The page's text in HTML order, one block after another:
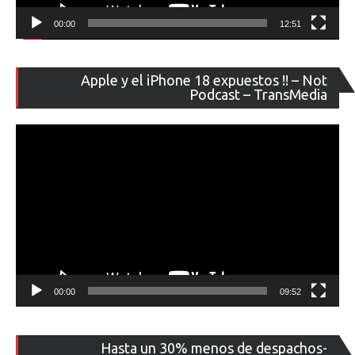
00:00 12:51
Apple y el iPhone 18 expuestos !! – Not
Podcast – TransMedia
de
00:00 09:52
Hasta un 30% menos de despachos-